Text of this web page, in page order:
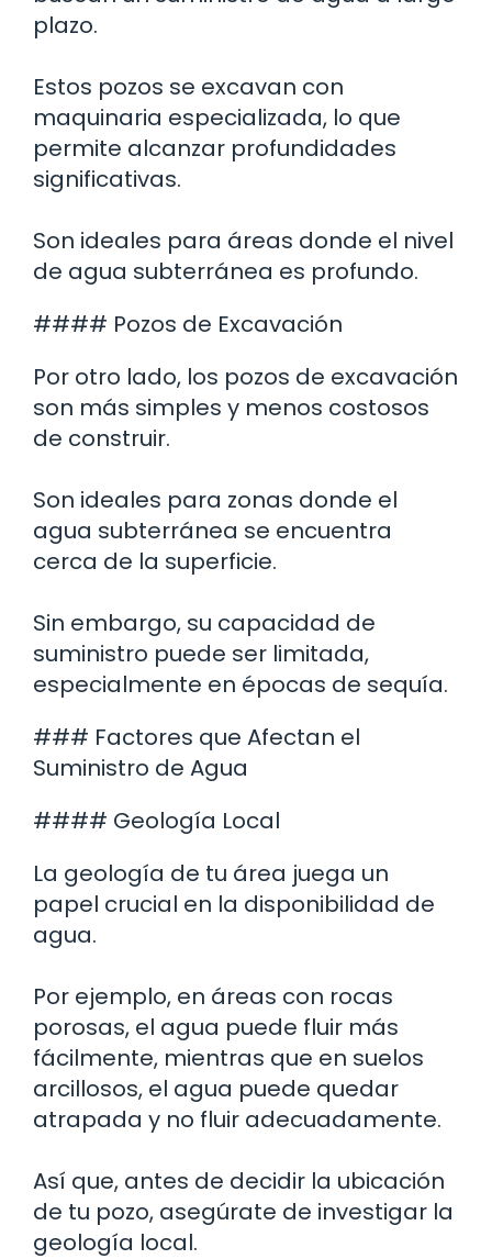
plazo.
Estos pozos se excavan con
maquinaria especializada, lo que
permite alcanzar profundidades
significativas.
Son ideales para áreas donde el nivel
de agua subterránea es profundo.
#### Pozos de Excavación
Por otro lado, los pozos de excavación
son más simples y menos costosos
de construir.
Son ideales para zonas donde el
agua subterránea se encuentra
cerca de la superficie.
Sin embargo, su capacidad de
suministro puede ser limitada,
especialmente en épocas de sequía.
### Factores que Afectan el
Suministro de Agua
#### Geología Local
La geología de tu área juega un
papel crucial en la disponibilidad de
agua.
Por ejemplo, en áreas con rocas
porosas, el agua puede fluir más
fácilmente, mientras que en suelos
arcillosos, el agua puede quedar
atrapada y no fluir adecuadamente.
Así que, antes de decidir la ubicación
de tu pozo, asegúrate de investigar la
geología local.